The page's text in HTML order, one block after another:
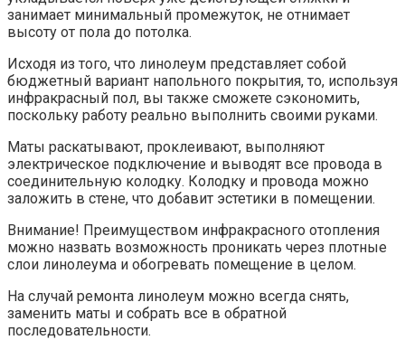
занимает минимальный промежуток, не отнимает
высоту от пола до потолка.
Исходя из того, что линолеум представляет собой
бюджетный вариант напольного покрытия, то, используя
инфракрасный пол, вы также сможете сэкономить,
поскольку работу реально выполнить своими руками.
Маты раскатывают, проклеивают, выполняют
электрическое подключение и выводят все провода в
соединительную колодку. Колодку и провода можно
заложить в стене, что добавит эстетики в помещении.
Внимание! Преимуществом инфракрасного отопления
можно назвать возможность проникать через плотные
слои линолеума и обогревать помещение в целом.
На случай ремонта линолеум можно всегда снять,
заменить маты и собрать все в обратной
последовательности.